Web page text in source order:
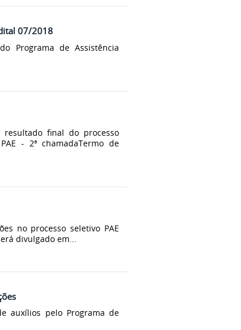
07/2018
Programa de Assistência
resultado final do processo
- 2ª chamadaTermo de
no processo seletivo PAE
divulgado em...
auxílios pelo Programa de